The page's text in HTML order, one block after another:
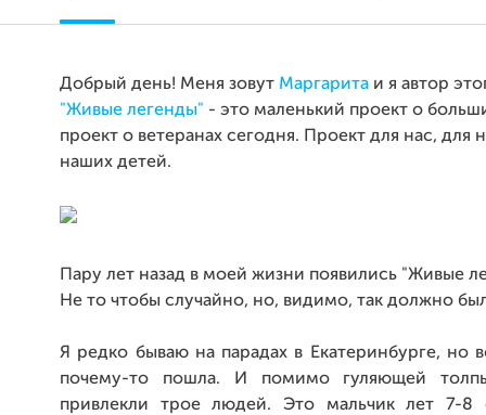
Добрый день! Меня зовут Маргарита и я автор
"Живые легенды" - это маленький проект о
проект о ветеранах сегодня. Проект для нас, для
наших детей.
Пару лет назад в моей жизни появились "Живые
Не то чтобы случайно, но, видимо, так должно
Я редко бываю на парадах в Екатеринбурге, но
почему-то пошла. И помимо гуляющей
привлекли трое людей. Это мальчик лет 7-